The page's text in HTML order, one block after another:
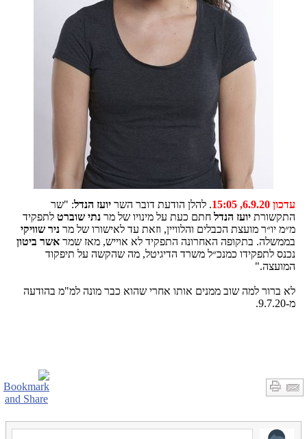
עדכון 6.9.20, 15:05 . להלן הודעת דובר השר יועז הנדל: "שר
התקשורת יועז הנדל חתם כעת על מינויו של מר נתי שוברט לתפקיד
מ״מ יו״ר מועצת הכבלים והלוויין, וזאת עד לאישורו של מר ניר שוויקי
בממשלה. בתקופה האחרונה התפקיד לא אוייש, מאז שמר אשר ביטון
נכנס לתפקידו כמנכ״ל משרד הדיגיטל, מה שהקשה על תיפקוד
המועצה."
לא ברור למה שוב ממנים אותו אחרי שהוא כבר מונה למ"מ בהודעה
מ-9.7.20.